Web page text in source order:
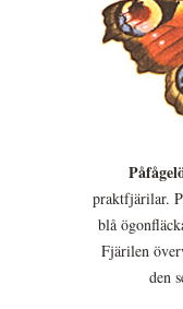
praktfjärilar.
blå
Fjärilen
den